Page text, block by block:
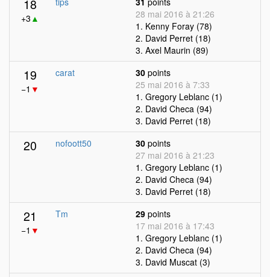
18
+3 ▲
28 mai 2016 à 21:26
1. Kenny Foray (78)
2. David Perret (18)
3. Axel Maurin (89)
19
−1 ▼
carat 30 points
25 mai 2016 à 7:33
1. Gregory Leblanc (1)
2. David Checa (94)
3. David Perret (18)
20 nofoott50 30 points
27 mai 2016 à 21:23
1. Gregory Leblanc (1)
2. David Checa (94)
3. David Perret (18)
21
−1 ▼
Tm 29 points
17 mai 2016 à 17:43
1. Gregory Leblanc (1)
2. David Checa (94)
3. David Muscat (3)